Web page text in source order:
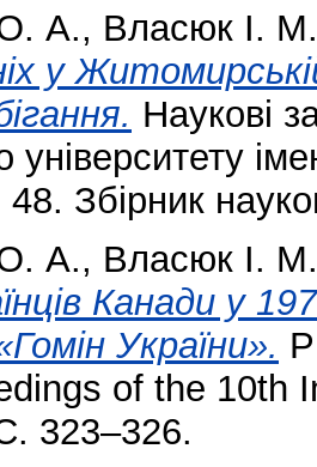
А., Власюк І. М.
у
Наукові
університету
48. Збірник
А., Власюк І. М.
Канади у
України».
of the 10th
323–326.